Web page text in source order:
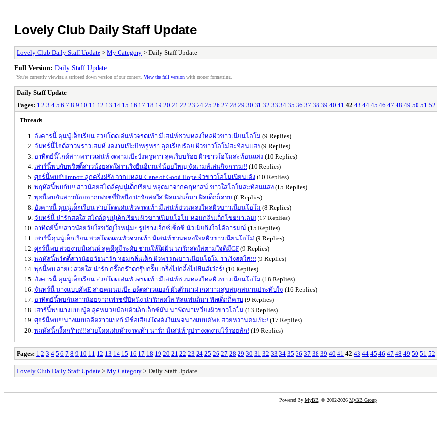
Lovely Club Daily Staff Update
Lovely Club Daily Staff Update > My Category > Daily Staff Update
Full Version: Daily Staff Update
You're currently viewing a stripped down version of our content. View the full version with proper formatting.
Daily Staff Update
Pages: 1 2 3 4 5 6 7 8 9 10 11 12 13 14 15 16 17 18 19 20 21 22 23 24 25 26 27 28 29 30 31 32 33 34 35 36 37 38 39 40 41 42 43 44 45 46 47 48 49 50 51 52
Threads
อังคารนี้ คุนนู๋เด็กเรียน สวยโดดเด่นหัวจรดเท้า มีเสน่ห์ชวนหลงใหลผิวขาวเนียนโอโม่ (9 Replies)
จันทร์นี้ไกด์สาวพราวเสน่ห์ งดงามเป๊ะปังหรูหรา ลุคเรียบร้อย ผิวขาวโอโม่สะท้อนแสง (9 Replies)
อาทิตย์นี้ไกด์สาวพราวเสน่ห์ งดงามเป๊ะปังหรูหรา ลุคเรียบร้อย ผิวขาวโอโม่สะท้อนแสง (10 Replies)
เสาร์นี้พบกับพริตตี้สาวน้อยสดใสร่าเริงยืนอีเวนท์น้อยใหญ่ จัดเกมส์เล่นกิจกรรม!! (10 Replies)
ศุกร์นี้พบกับImport ลูกครึ่งฝรั่ง จากแหลม Cape of Good Hope ผิวขาวโอโม่เนียนเด้ง (10 Replies)
พฤหัสนี้พบกับ!! สาวน้อยสไตล์คุนนู๋เด็กเรียน หลุดมาจากคฤหาสน์ ขาวใสโอโม่สะท้อนแสง (15 Replies)
พุธนี้พบกันสาวน้อยจากเฟรชชี่ปีหนึ่ง น่ารักสดใส ฟิลแฟนก็มา ฟิลเด็กก็ครบ (6 Replies)
อังคารนี้ คุนนู๋เด็กเรียน สวยโดดเด่นหัวจรดเท้า มีเสน่ห์ชวนหลงใหลผิวขาวเนียนโอโม่ (8 Replies)
จันทร์นี้ น่ารักสดใส สไตล์คุนนู๋เด็กเรียน ผิวขาวเนียนโอโม่ หอมกลิ่นเด็กโขยมาเลย! (17 Replies)
อาทิตย์นี้!!!สาวน้อยวัยใสขวัญใจหนุ่มๆ รูปร่างเอ็กซ์เซ็กซี่ นัวเนียถึงใจได้อารมณ์ (15 Replies)
เสาร์นี้คุนนู๋เด็กเรียน สวยโดดเด่นหัวจรดเท้า มีเสน่ห์ชวนหลงใหลผิวขาวเนียนโอโม่ (9 Replies)
ศุกร์นี้พบ สวยงามมีเสน่ห์ ลุคดีดูมีระดับ ชวนให้ใฝ่ฝัน น่ารักสดใสตามใจดีมีGF (9 Replies)
พฤหัสนี้พริตตี้สาวน้อยวัยน่ารัก หอมกลิ่นเด็ก ผิวพรรณขาวเนียนโอโม่ ร่าเริงสดใส!!! (9 Replies)
พุธนี้พบ สายC สวยใส น่ารัก กรี๊ดกร๊าดกรุ๊บกริีบ เกร็งไปกลิ้งไปฟินส์เว่อร์! (10 Replies)
อังคารนี้ คุนนู๋เด็กเรียน สวยโดดเด่นหัวจรดเท้า มีเสน่ห์ชวนหลงใหลผิวขาวเนียนโอโม่ (18 Replies)
จันทร์นี้ นางแบบคัพE สวยคมนมเป๊ะ อดีตสาวแบงก์ ผันตัวมาฝากความสุขสนุกสนานประทับใจ (16 Replies)
อาทิตย์นี้พบกันสาวน้อยจากเฟรชชี่ปีหนึ่ง น่ารักสดใส ฟิลแฟนก็มา ฟิลเด็กก็ครบ (9 Replies)
เสาร์นี้พบนางแบบนู้ด ลุคหมวยน้อยตัวเล็กเอ็กซ์มัน น่าฟัดน่าเหวี่ยงผิวขาวโอโม (13 Replies)
ศุกร์นี้พบ!!!นางแบบอดีตสาวแบงก์ มีชื่อเสียงโด่งดังในเพจนางแบบคัพE สวยหวานคมเป๊ะ! (17 Replies)
พฤหัสนี้กรี๊ดกร๊าด!!!สวยโดดเด่นหัวจรดเท้า น่ารัก มีเสน่ห์ รูปร่างงดงามไร้รอยสัก! (19 Replies)
Pages: 1 2 3 4 5 6 7 8 9 10 11 12 13 14 15 16 17 18 19 20 21 22 23 24 25 26 27 28 29 30 31 32 33 34 35 36 37 38 39 40 41 42 43 44 45 46 47 48 49 50 51 52
Lovely Club Daily Staff Update > My Category > Daily Staff Update
Powered By MyBB, © 2002-2026 MyBB Group